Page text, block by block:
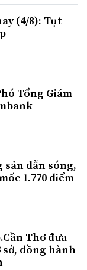
(4/8): Tụt
Tổng Giám
sản dẫn sóng,
1.770 điểm
Thơ đưa
đồng hành